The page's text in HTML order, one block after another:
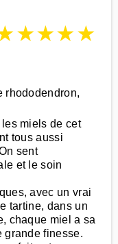
★★★★
rhododendron,
miels de cet
tous aussi
sent
et le soin
avec un vrai
tartine, dans un
chaque miel a sa
grande finesse.